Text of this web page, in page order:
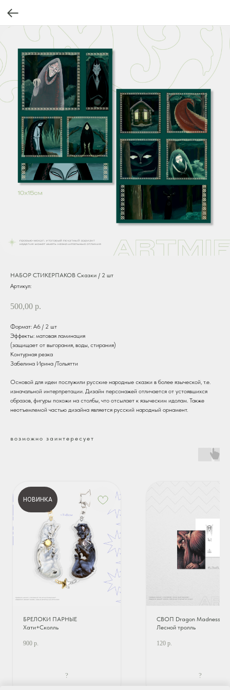
НАБОР СТИКЕРПАКОВ Сказки / 2 шт
Артикул:
500,00 р.
Формат: А6 / 2 шт
Эффекты: матовая ламинация
(защищает от выгорания, воды, стирания)
Контурная резка
Забелина Ирина /Тольятти
Основой для идеи послужили русские народные сказки в более языческой, т.е.
изначальной интерпретации. Дизайн персонажей отличается от устоявшихся
образов, фигуры похожи на столбы, что отсылает к языческим идолам. Также
неотъемлемой частью дизайна является русский народный орнамент.
возможно заинтересует
НОВИНКА
БРЕЛОКИ ПАРНЫЕ
Хати+Сколль
900 р.
?
СВОП Dragon Madness |
Лесной тролль
120 р.
?